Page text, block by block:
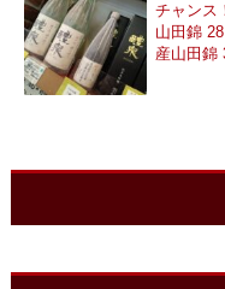
チャンス
山田錦
産山田錦